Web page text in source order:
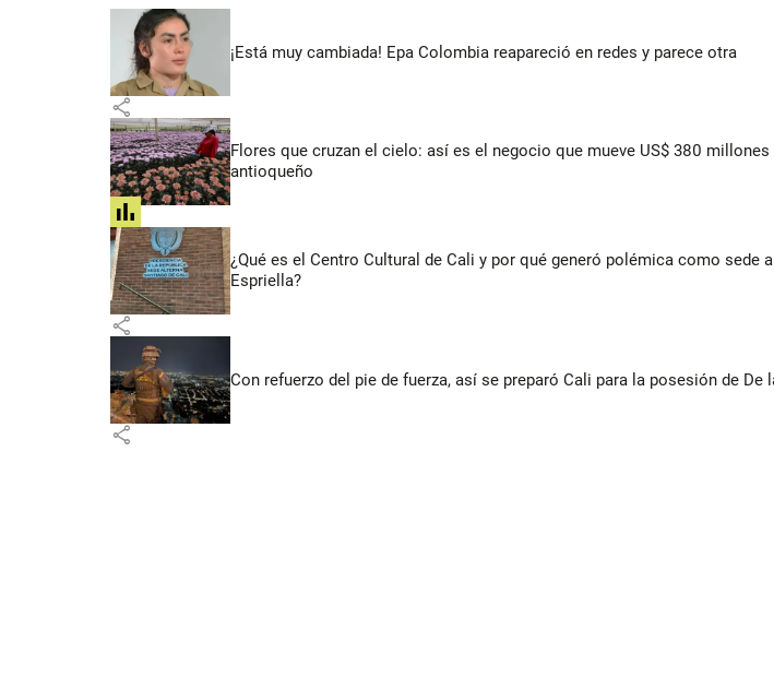
¡Está muy cambiada! Epa Colombia reapareció en redes y parece otra
share
Flores que cruzan el cielo: así es el negocio que mueve US$ 380 millones
antioqueño
share
¿Qué es el Centro Cultural de Cali y por qué generó polémica como sede
Espriella?
share
Con refuerzo del pie de fuerza, así se preparó Cali para la posesión de De
share